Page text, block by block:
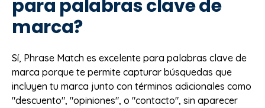
para palabras clave de
marca?
Sí, Phrase Match es excelente para palabras clave de
marca porque te permite capturar búsquedas que
incluyen tu marca junto con términos adicionales como
"descuento", "opiniones", o "contacto", sin aparecer